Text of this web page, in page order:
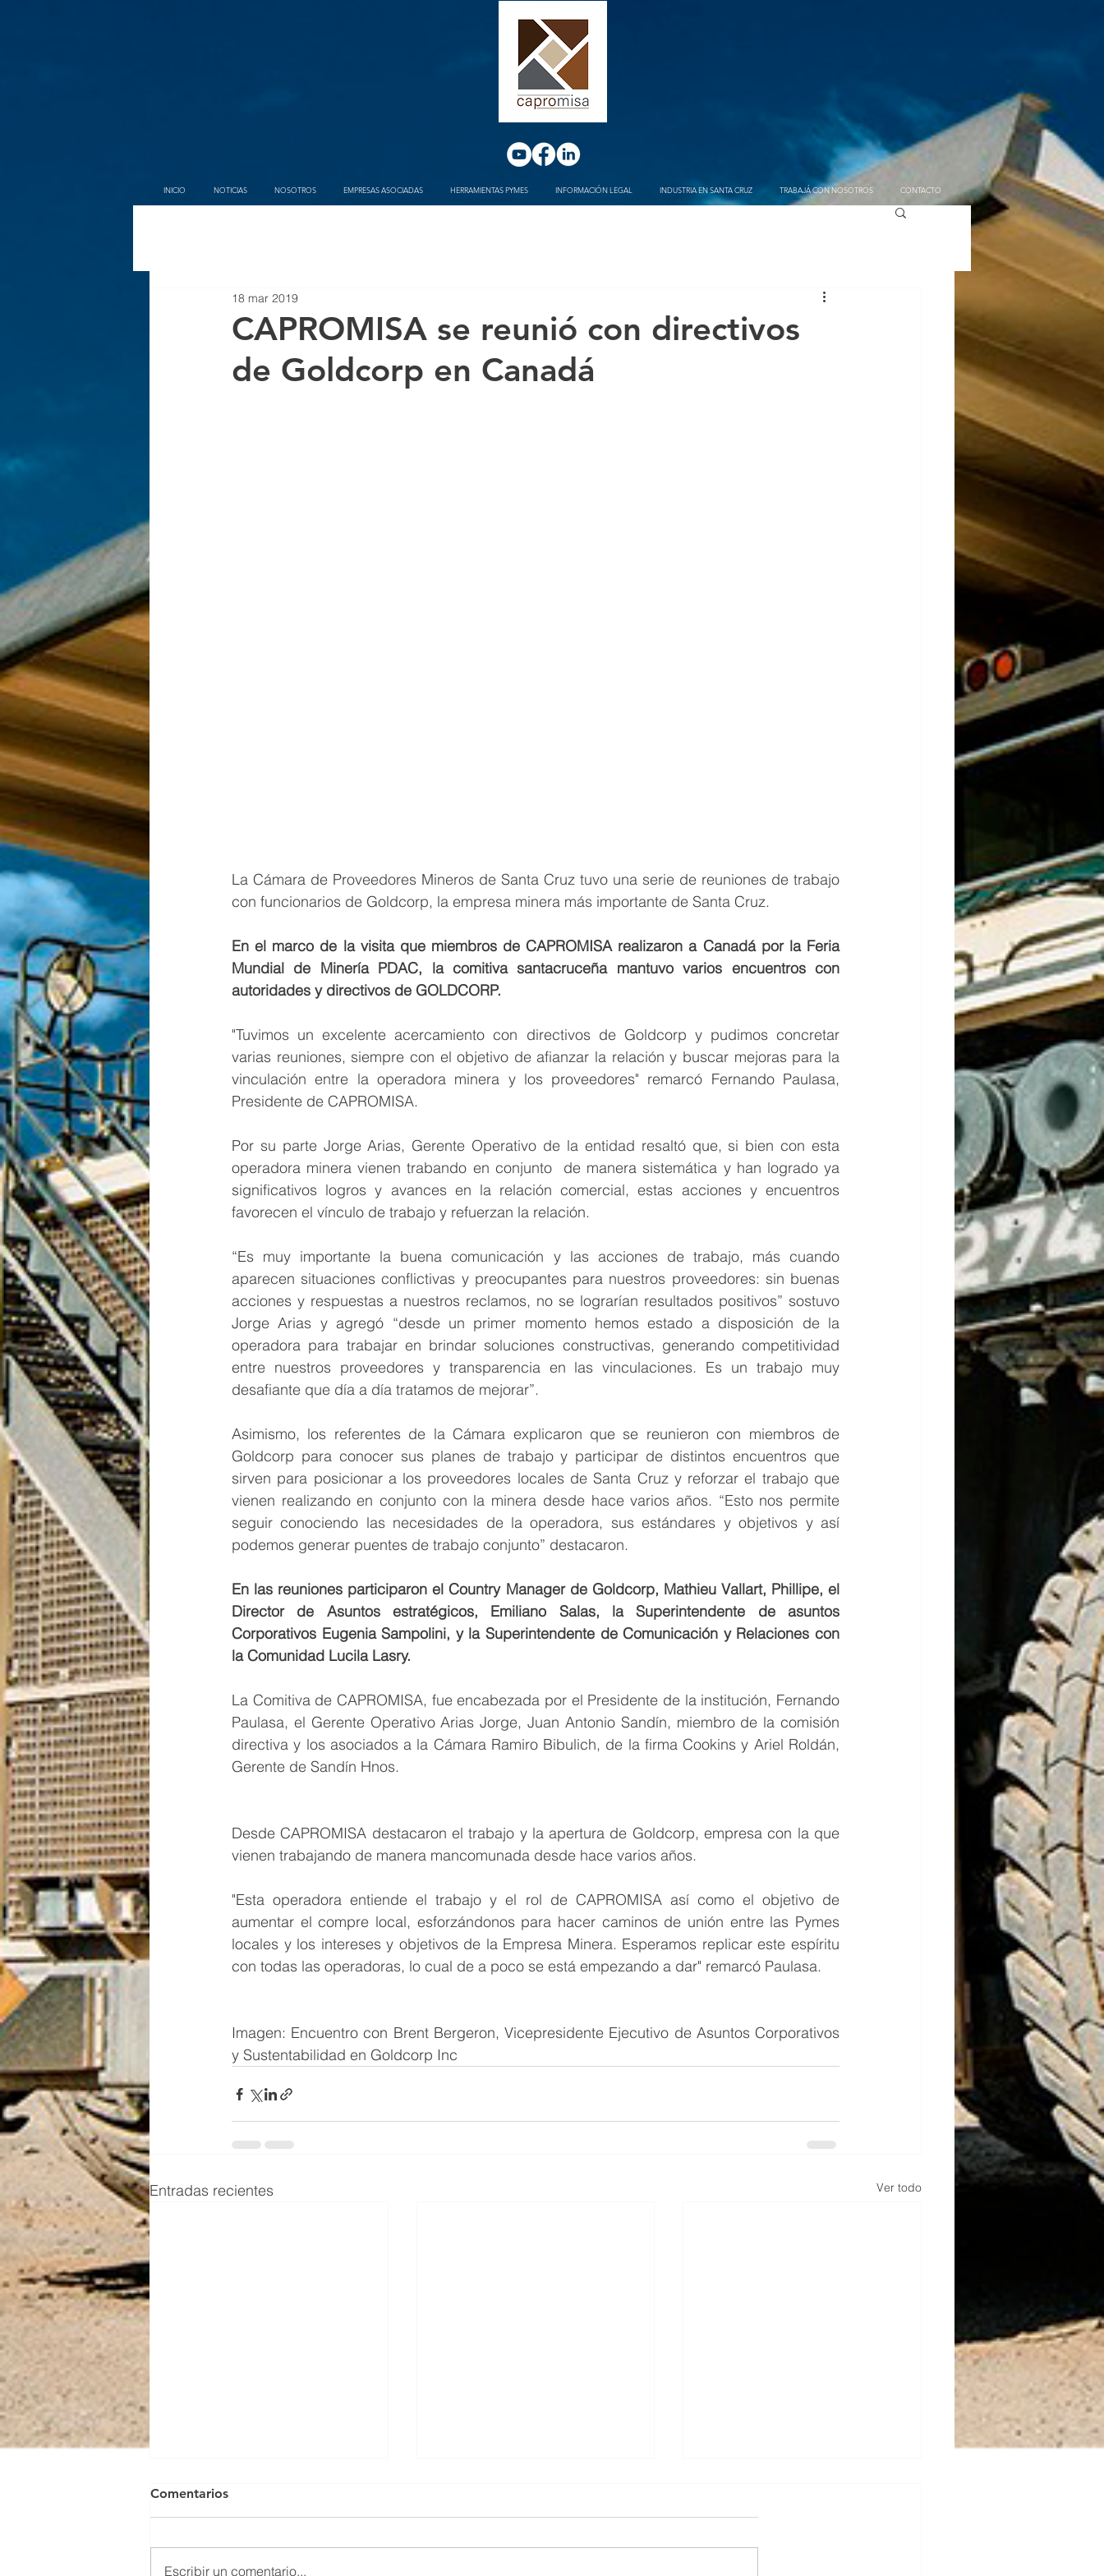
INICIO NOTICIAS NOSOTROS EMPRESAS ASOCIADAS HERRAMIENTAS PYMES INFORMACIÓN LEGAL INDUSTRIA EN SANTA CRUZ TRABAJÁ CON NOSOTROS CONTACTO
CAPROMISA se reunió con directivos
de Goldcorp en Canadá
18 mar 2019
La Cámara de Proveedores Mineros de Santa Cruz tuvo una serie de reuniones de trabajo
con funcionarios de Goldcorp, la empresa minera más importante de Santa Cruz.
En el marco de la visita que miembros de CAPROMISA realizaron a Canadá por la Feria
Mundial de Minería PDAC, la comitiva santacruceña mantuvo varios encuentros con
autoridades y directivos de GOLDCORP.
"Tuvimos un excelente acercamiento con directivos de Goldcorp y pudimos concretar
varias reuniones, siempre con el objetivo de afianzar la relación y buscar mejoras para la
vinculación entre la operadora minera y los proveedores" remarcó Fernando Paulasa,
Presidente de CAPROMISA.
Por su parte Jorge Arias, Gerente Operativo de la entidad resaltó que, si bien con esta
operadora minera vienen trabando en conjunto  de manera sistemática y han logrado ya
significativos logros y avances en la relación comercial, estas acciones y encuentros
favorecen el vínculo de trabajo y refuerzan la relación.
“Es muy importante la buena comunicación y las acciones de trabajo, más cuando
aparecen situaciones conflictivas y preocupantes para nuestros proveedores: sin buenas
acciones y respuestas a nuestros reclamos, no se lograrían resultados positivos” sostuvo
Jorge Arias y agregó “desde un primer momento hemos estado a disposición de la
operadora para trabajar en brindar soluciones constructivas, generando competitividad
entre nuestros proveedores y transparencia en las vinculaciones. Es un trabajo muy
desafiante que día a día tratamos de mejorar”.
Asimismo, los referentes de la Cámara explicaron que se reunieron con miembros de
Goldcorp para conocer sus planes de trabajo y participar de distintos encuentros que
sirven para posicionar a los proveedores locales de Santa Cruz y reforzar el trabajo que
vienen realizando en conjunto con la minera desde hace varios años. “Esto nos permite
seguir conociendo las necesidades de la operadora, sus estándares y objetivos y así
podemos generar puentes de trabajo conjunto” destacaron.
En las reuniones participaron el Country Manager de Goldcorp, Mathieu Vallart, Phillipe, el
Director de Asuntos estratégicos, Emiliano Salas, la Superintendente de asuntos
Corporativos Eugenia Sampolini, y la Superintendente de Comunicación y Relaciones con
la Comunidad Lucila Lasry.
La Comitiva de CAPROMISA, fue encabezada por el Presidente de la institución, Fernando
Paulasa, el Gerente Operativo Arias Jorge, Juan Antonio Sandín, miembro de la comisión
directiva y los asociados a la Cámara Ramiro Bibulich, de la firma Cookins y Ariel Roldán,
Gerente de Sandín Hnos.
Desde CAPROMISA destacaron el trabajo y la apertura de Goldcorp, empresa con la que
vienen trabajando de manera mancomunada desde hace varios años.
"Esta operadora entiende el trabajo y el rol de CAPROMISA así como el objetivo de
aumentar el compre local, esforzándonos para hacer caminos de unión entre las Pymes
locales y los intereses y objetivos de la Empresa Minera. Esperamos replicar este espíritu
con todas las operadoras, lo cual de a poco se está empezando a dar" remarcó Paulasa.
Imagen: Encuentro con Brent Bergeron, Vicepresidente Ejecutivo de Asuntos Corporativos
y Sustentabilidad en Goldcorp Inc
Entradas recientes Ver todo
Comentarios
Escribir un comentario...